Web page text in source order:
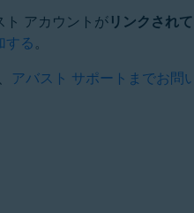
ト アカウントがリンクされ
する。
アバスト サポートまでお問